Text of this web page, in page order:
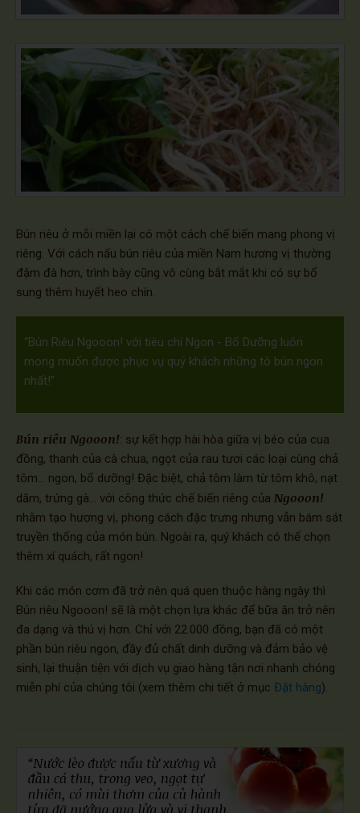
Bún riêu ở mỗi miền lại có một cách chế biến mang phong vị
riêng. Với cách nấu bún riêu của miền Nam hương vị thường
đậm đà hơn, trình bày cũng vô cùng bắt mắt khi có sự bổ
sung thêm huyết heo chín.
“Bún Riêu Ngooon! với tiêu chí Ngon - Bổ Dưỡng luôn
mong muốn được phục vụ quý khách những tô bún ngon
nhất!”
Bún riêu Ngooon!: sự kết hợp hài hòa giữa vị béo của cua
đồng, thanh của cà chua, ngọt của rau tươi các loại cùng chả
tôm... ngon, bổ dưỡng! Đặc biệt, chả tôm làm từ tôm khô, nạt
dăm, trứng gà... với công thức chế biến riêng của Ngooon!
nhằm tạo hương vị, phong cách đặc trưng nhưng vẫn bám sát
truyền thống của món bún. Ngoài ra, quý khách có thể chọn
thêm xí quách, rất ngon!
Khi các món cơm đã trở nên quá quen thuộc hàng ngày thì
Bún riêu Ngooon! sẽ là một chọn lựa khác để bữa ăn trở nên
đa dạng và thú vị hơn. Chỉ với 22.000 đồng, bạn đã có một
phần bún riêu ngon, đầy đủ chất dinh dưỡng và đảm bảo vệ
sinh, lại thuận tiện với dịch vụ giao hàng tận nơi nhanh chóng
miễn phí của chúng tôi (xem thêm chi tiết ở mục Đặt hàng).